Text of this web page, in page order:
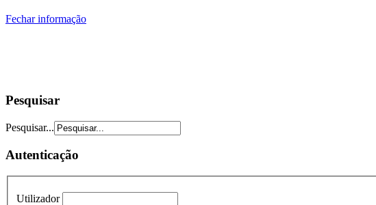
Fechar informação
Pesquisar
Pesquisar...
Autenticação
Utilizador